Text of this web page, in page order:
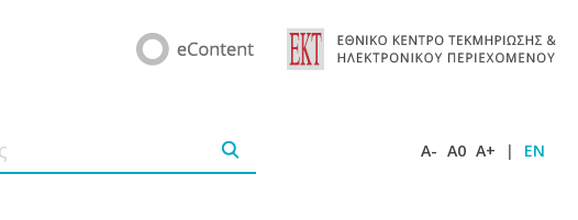
A- A0 A+ | EN